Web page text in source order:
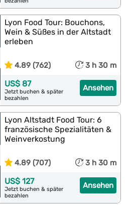
Lyon Food Tour: Bouchons,
Wein & Süßes in der Altstadt
erleben
4.89 (762) 3 h 30 m
Ansehen
US$ 87
Jetzt buchen & später
bezahlen
Lyon Altstadt Food Tour: 6
französische Spezialitäten &
Weinverkostung
4.89 (707) 3 h 30 m
Ansehen
US$ 127
Jetzt buchen & später
bezahlen